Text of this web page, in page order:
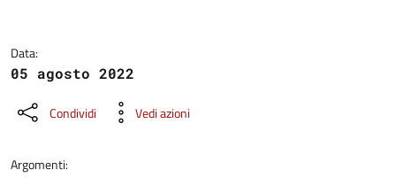
Data:
05 agosto 2022
Condividi Vedi azioni
Argomenti: